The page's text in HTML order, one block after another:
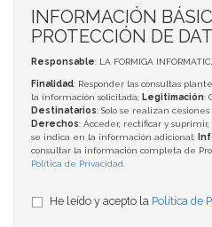
INFORMACIÓN
PROTECCIÓN DE
Responsable: LA FORMIGA
Finalidad: Responder las consultas
la información solicitada; Legitimación:
Destinatarios: Solo se realizan
Derechos: Acceder, rectificar y suprimir,
se indica en la información adicional;
consultar la información completa de
Política de Privacidad
He leído y acepto la Política de